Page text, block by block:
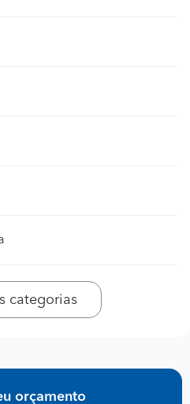
categorias
orçamento